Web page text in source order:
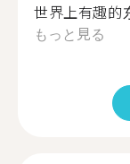
世界上有趣的
もっと見る